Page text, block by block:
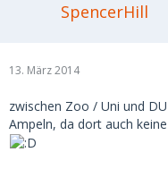
SpencerHill
13. März 2014
zwischen Zoo / Uni und
Ampeln, da dort auch